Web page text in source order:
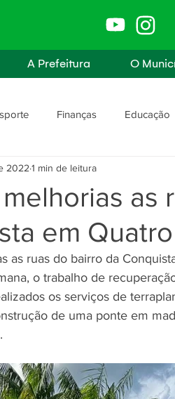
A Prefeitura O
Finanças Educação
Social e Trabalho
Pública
as
em
2022 1 min de leitura
as ruas do bairro da
o trabalho de
os serviços de
de uma ponte em